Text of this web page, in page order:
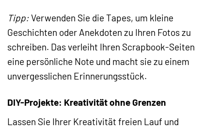
Tipp:Verwenden Sie die Tapes, um kleine
Geschichten oder Anekdoten zu Ihren Fotos zu
schreiben. Das verleiht Ihren Scrapbook-Seiten
eine persönliche Note und macht sie zu einem
unvergesslichen Erinnerungsstück.
DIY-Projekte: Kreativität ohne Grenzen
Lassen Sie Ihrer Kreativität freien Lauf und